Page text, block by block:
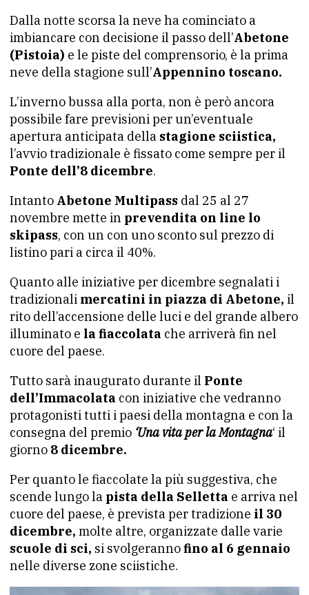
Dalla notte scorsa la neve ha cominciato a
imbiancare con decisione il passo dell’Abetone
(Pistoia) e le piste del comprensorio, è la prima
neve della stagione sull’Appennino toscano.
L’inverno bussa alla porta, non è però ancora
possibile fare previsioni per un’eventuale
apertura anticipata della stagione sciistica,
l’avvio tradizionale è fissato come sempre per il
Ponte dell’8 dicembre.
Intanto Abetone Multipass dal 25 al 27
novembre mette in prevendita on line lo
skipass, con un con uno sconto sul prezzo di
listino pari a circa il 40%.
Quanto alle iniziative per dicembre segnalati i
tradizionali mercatini in piazza di Abetone, il
rito dell’accensione delle luci e del grande albero
illuminato e la fiaccolata che arriverà fin nel
cuore del paese.
Tutto sarà inaugurato durante il Ponte
dell’Immacolata con iniziative che vedranno
protagonisti tutti i paesi della montagna e con la
consegna del premio ‘Una vita per la Montagna‘ il
giorno 8 dicembre.
Per quanto le fiaccolate la più suggestiva, che
scende lungo la pista della Selletta e arriva nel
cuore del paese, è prevista per tradizione il 30
dicembre, molte altre, organizzate dalle varie
scuole di sci, si svolgerannofino al 6 gennaio
nelle diverse zone sciistiche.